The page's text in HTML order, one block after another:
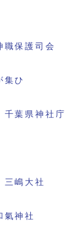
保護司会
ひ
葉県神社庁
嶋大社
神社